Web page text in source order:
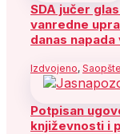
SDA jučer
vanredne
danas
Izdvojeno,
Potpisan
književnosti i